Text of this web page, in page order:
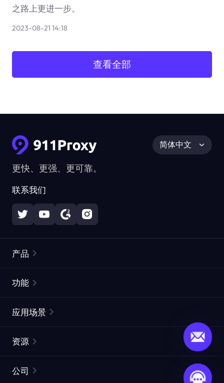
之路上更进一步。
2023-08-21 14:18
查看全部
更快、更强、更可靠。
联系我们
简体中文
产品
静态住宅代理
网页抓取 API
功能
ISP代理
ProxySite
应用场景
市场研究
资源
公司